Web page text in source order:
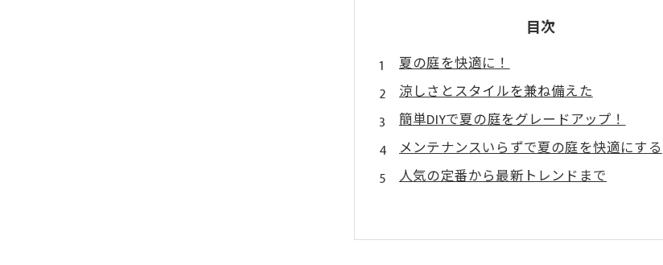
目次
夏の庭を快適に！
涼しさとスタイルを兼ね備えた
簡単DIYで夏の庭をグレードアップ！
メンテナンスいらずで夏の庭を快適にする
人気の定番から最新トレンドまで